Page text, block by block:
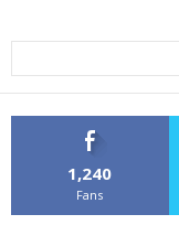
1,240
Fans